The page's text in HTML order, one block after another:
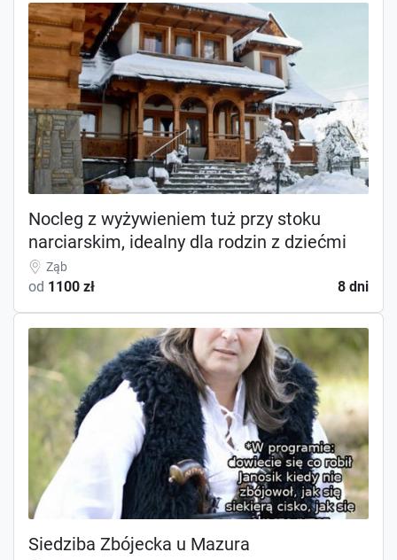
Nocleg z wyżywieniem tuż przy stoku
narciarskim, idealny dla rodzin z dziećmi
Ząb
od 1100 zł 8 dni
Siedziba Zbójecka u Mazura